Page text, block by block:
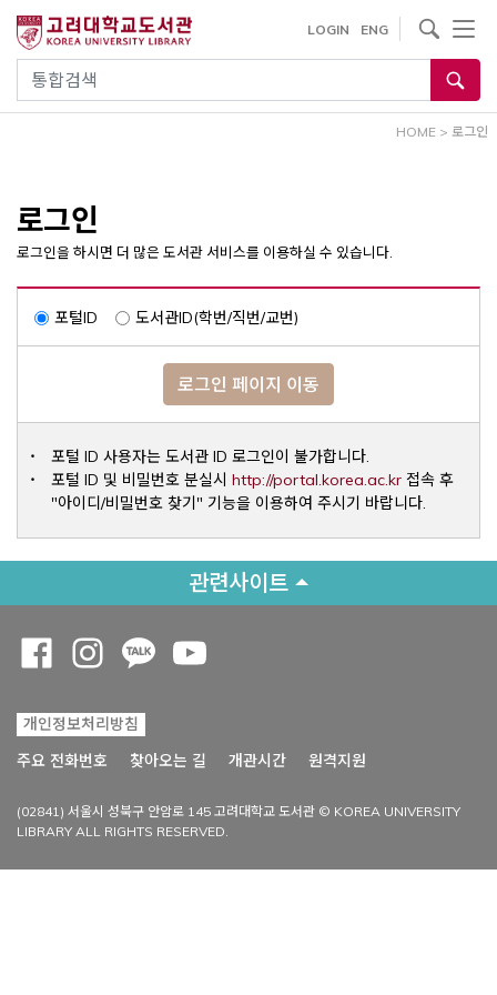
건
통합검색
LOGIN ENG
사이트내 검색
HOME > 로그인
로그인
로그인을 하시면 더 많은 도서관 서비스를 이용하실 수 있습니다.
포털ID 도서관ID(학번/직번/교번)
로그인 페이지 이동
포털 ID 사용자는 도서관 ID 로그인이 불가합니다.
포털 ID 및 비밀번호 분실시 http://portal.korea.ac.krOpens a
접속 후
"아이디/비밀번호 찾기" 기능을 이용하여 주시기 바랍니다.
관련사이트
개인정보처리방침
주요 전화번호
찾아오는 길 개관시간 원격지원
(02841) 서울시 성북구 안암로 145 고려대학교 도서관 © KOREA UNIVERSITY
LIBRARY ALL RIGHTS RESERVED.
Opens a new window
Opens a new window
Opens a new window